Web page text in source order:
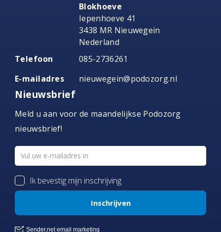
Blokhoeve
Iepenhoeve 41
3438 MR Nieuwegein
Nederland
Telefoon
085-2736261
E-mailadres
nieuwegein@podozorg.nl
Nieuwsbrief
Meld u aan voor de maandelijkse Podozorg
nieuwsbrief!